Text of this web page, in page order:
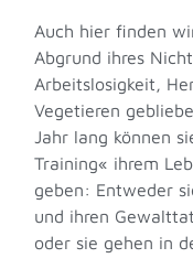
Auch hier finden
Abgrund ihres
Arbeitslosigkeit,
Vegetieren
Jahr lang können
Training« ihrem
geben: Entweder
und ihren
oder sie gehen in